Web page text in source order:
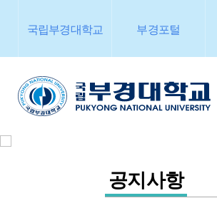
국립부경대학교 부경포털
공지사항